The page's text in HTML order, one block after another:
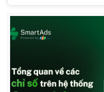
Doanh nghiệp
Doanh nhân
Vì cộng đồng